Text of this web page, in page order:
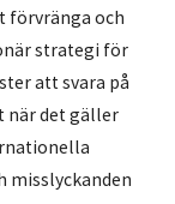
förvränga och
strategi för
att svara på
när det gäller
misslyckanden